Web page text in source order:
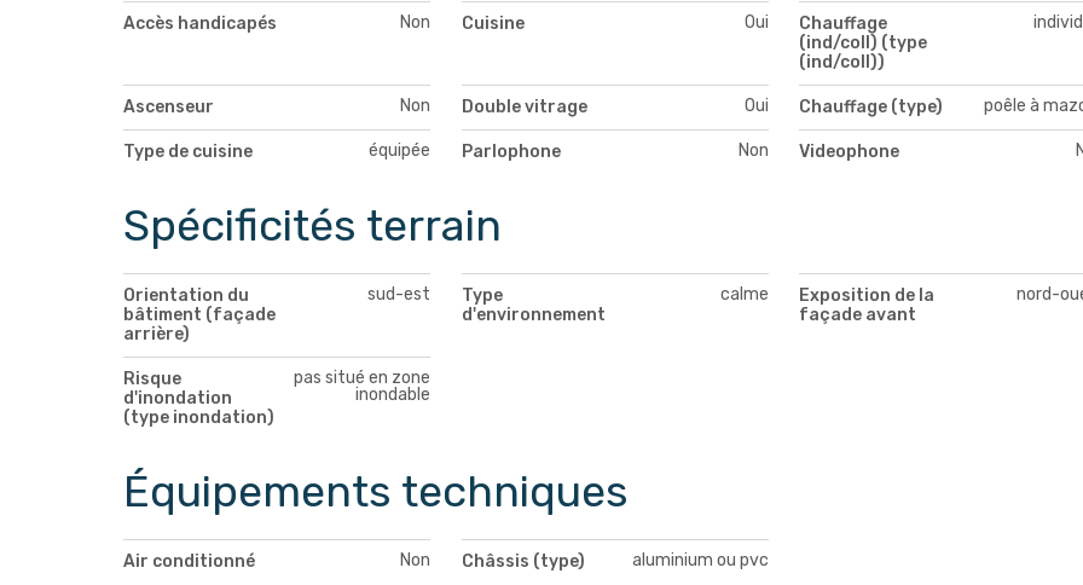
Accès handicapés Non Cuisine Oui
Chauffage
(ind/coll) (type
(ind/coll))
Ascenseur Non Double vitrage Oui Chauffage (type) poêle à
Type de cuisine équipée Parlophone Non Videophone
Spécificités terrain
Orientation du
bâtiment (façade
arrière)
sud-est
Type
d'environnement
calme
Exposition de la
façade avant
nord-
Risque
d'inondation
(type inondation)
pas situé en zone
inondable
Équipements techniques
Air conditionné Non Châssis (type) aluminium ou pvc